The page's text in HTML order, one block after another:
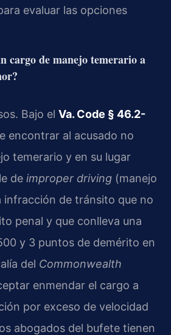
evaluar las opciones
cargo de manejo temerario a
Bajo el Va. Code § 46.2-
encontrar al acusado no
temerario y en su lugar
de improper driving (manejo
infracción de tránsito que no
penal y que conlleva una
y 3 puntos de demérito en
del Commonwealth
enmendar el cargo a
por exceso de velocidad
abogados del bufete tienen